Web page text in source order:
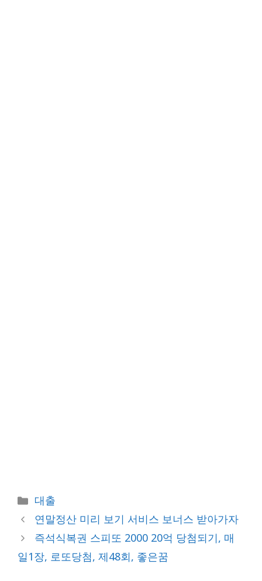
카
테
리
대출
연말정산 미리 보기 서비스 보너스 받아가자
즉석식복권 스피또 2000 20억 당첨되기, 매
일1장, 로또당첨, 제48회, 좋은꿈